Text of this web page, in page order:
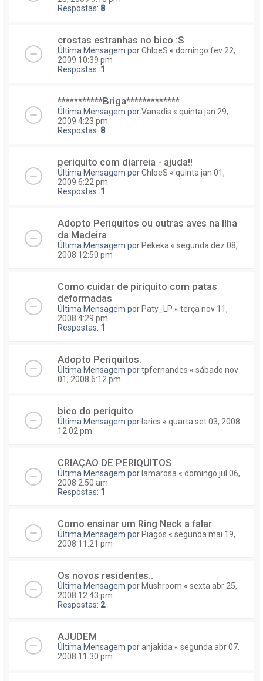
Respostas: 8
crostas estranhas no bico :S
Última Mensagem porChloeS « domingo fev 22,
2009 10:39 pm
Respostas: 1
***********Briga*************
Última Mensagem porVanadis « quinta jan 29,
2009 4:23 pm
Respostas: 8
periquito com diarreia - ajuda!!
Última Mensagem porChloeS « quinta jan 01,
2009 6:22 pm
Respostas: 1
Adopto Periquitos ou outras aves na Ilha
da Madeira
Última Mensagem por Pekeka « segunda dez 08,
2008 12:50 pm
Como cuidar de piriquito com patas
deformadas
Última Mensagem por Paty_LP « terça nov 11,
2008 4:29 pm
Respostas: 1
Adopto Periquitos.
Última Mensagem portpfernandes « sábado nov
01, 2008 6:12 pm
bico do periquito
Última Mensagem por larics « quarta set 03, 2008
12:02 pm
CRIAÇAO DE PERIQUITOS
Última Mensagem por lamarosa « domingo jul 06,
2008 2:50 am
Respostas: 1
Como ensinar um Ring Neck a falar
Última Mensagem por Piagos « segunda mai 19,
2008 11:21 pm
Os novos residentes..
Última Mensagem por Mushroom « sexta abr 25,
2008 12:43 pm
Respostas: 2
AJUDEM
Última Mensagem poranjakida « segunda abr 07,
2008 11:30 pm